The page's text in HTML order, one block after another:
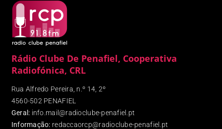
Rádio Clube De Penafiel, Cooperativa
Radiofónica, CRL
Rua Alfredo Pereira, n.º 14, 2º
4560-502 PENAFIEL
Geral: info.mail@radioclube-penafiel.pt
Informação: redaccaorcp@radioclube-penafiel.pt